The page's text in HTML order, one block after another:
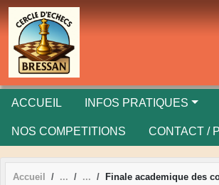
ACCUEIL INFOS PRATIQUES
NOS COMPETITIONS CONTACT /
Accueil Finale academique des
Panneau de gestion des cookies